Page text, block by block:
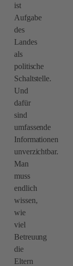
ist
Aufgabe
des
Landes
als
politische
Schaltstelle.
Und
dafür
sind
umfassende
Informationen
unverzichtbar.
Man
muss
endlich
wissen,
wie
viel
Betreuung
die
Eltern